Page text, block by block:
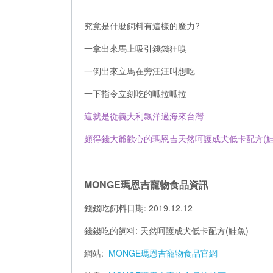
究竟是什麼飼料有這樣的魔力?
一拿出來馬上吸引錢錢狂嗅
一倒出來立馬在旁汪汪叫想吃
一下指令立刻吃的呱拉呱拉
這就是從義大利飄洋過海來台灣
頗得錢大爺歡心的瑪恩吉天然呵護成犬低卡配方(
MONGE瑪恩吉寵物食品資訊
錢錢吃飼料日期: 2019.12.12
錢錢吃的飼料: 天然呵護成犬低卡配方(鮭魚)
網站: MONGE瑪恩吉寵物食品官網